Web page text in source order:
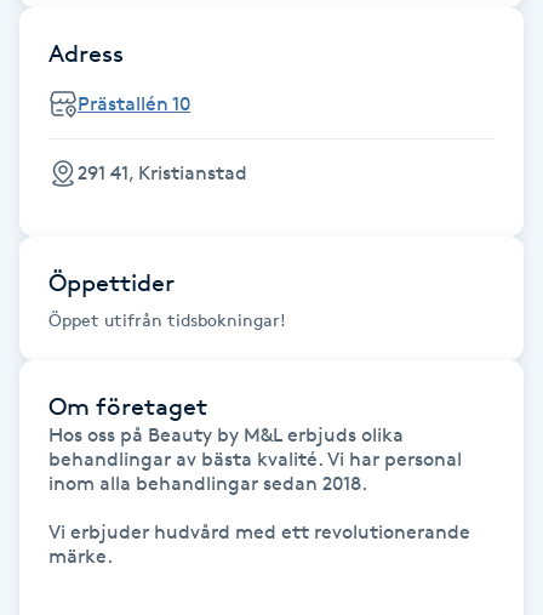
Gel naglar
Gelenaglar
Gellack med förstärkning
Gravidmassage
Gravidyoga
Gruppträning
Adress
Prästallén 10
291 41, Kristianstad
Öppettider
Öppet utifrån tidsbokningar!
Om företaget
Hos oss på Beauty by M&L erbjuds olika
behandlingar av bästa kvalité. Vi har personal
inom alla behandlingar sedan 2018.
Vi erbjuder hudvård med ett revolutionerande
märke.